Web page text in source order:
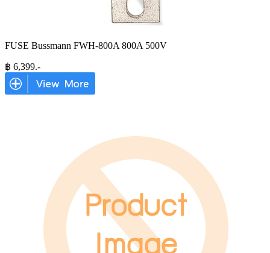
FUSE Bussmann FWH-800A 800A 500V
฿ 6,399.-